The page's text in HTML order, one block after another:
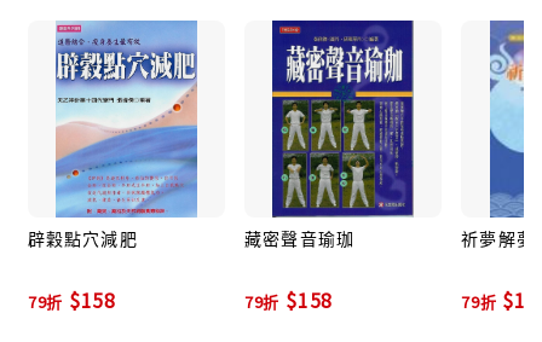
辟穀點穴減肥
79折 $158
藏密聲音瑜珈
79折 $158
祈夢解夢
79折